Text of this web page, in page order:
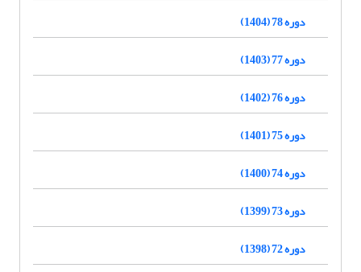
دوره 78 (1404)
دوره 77 (1403)
دوره 76 (1402)
دوره 75 (1401)
دوره 74 (1400)
دوره 73 (1399)
دوره 72 (1398)